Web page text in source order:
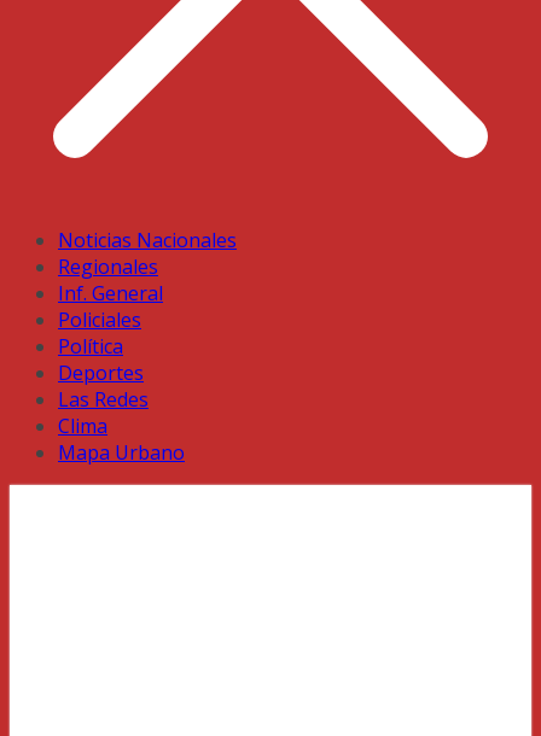
Noticias Nacionales
Regionales
Inf. General
Policiales
Política
Deportes
Las Redes
Clima
Mapa Urbano